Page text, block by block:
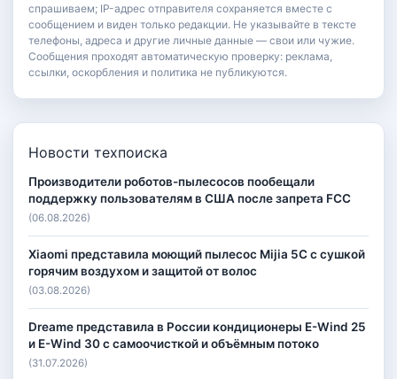
спрашиваем; IP-адрес отправителя сохраняется вместе с
сообщением и виден только редакции. Не указывайте в тексте
телефоны, адреса и другие личные данные — свои или чужие.
Сообщения проходят автоматическую проверку: реклама,
ссылки, оскорбления и политика не публикуются.
Новости техпоиска
Производители роботов-пылесосов пообещали
поддержку пользователям в США после запрета FCC
(06.08.2026)
Xiaomi представила моющий пылесос Mijia 5C с сушкой
горячим воздухом и защитой от волос
(03.08.2026)
Dreame представила в России кондиционеры E-Wind 25
и E-Wind 30 с самоочисткой и объёмным потоко
(31.07.2026)